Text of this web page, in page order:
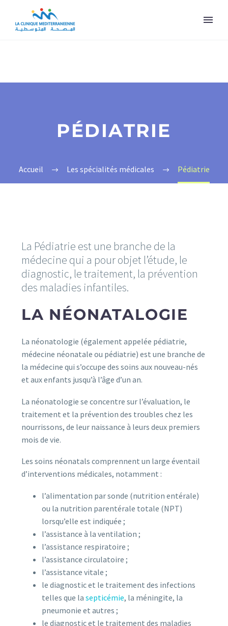
PÉDIATRIE
Accueil Les spécialités médicales Pédiatrie
La Pédiatrie est une branche de la
médecine qui a pour objet l’étude, le
diagnostic, le traitement, la prévention
des maladies infantiles.
LA NÉONATALOGIE
La néonatologie (également appelée pédiatrie,
médecine néonatale ou pédiatrie) est une branche de
la médecine qui s’occupe des soins aux nouveau-nés
et aux enfants jusqu’à l’âge d’un an.
La néonatologie se concentre sur l’évaluation, le
traitement et la prévention des troubles chez les
nourrissons, de leur naissance à leurs deux premiers
mois de vie.
Les soins néonatals comprennent un large éventail
d’interventions médicales, notamment :
l’alimentation par sonde (nutrition entérale)
ou la nutrition parentérale totale (NPT)
lorsqu’elle est indiquée ;
l’assistance à la ventilation ;
l’assistance respiratoire ;
l’assistance circulatoire ;
l’assistance vitale ;
le diagnostic et le traitement des infections
telles que la septicémie, la méningite, la
pneumonie et autres ;
le diagnostic et le traitement des maladies